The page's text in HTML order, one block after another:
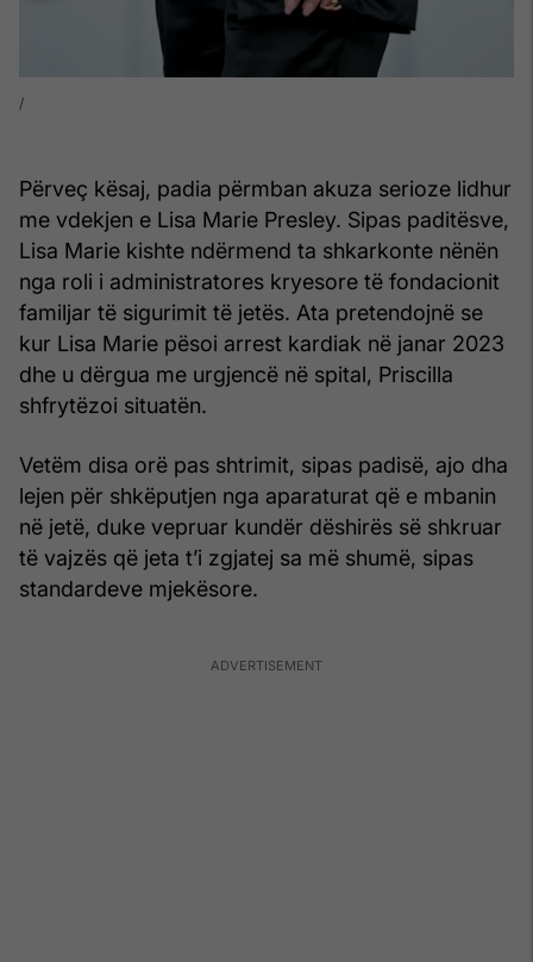
Përveç kësaj, padia përmban akuza serioze lidhur
me vdekjen e Lisa Marie Presley. Sipas paditësve,
Lisa Marie kishte ndërmend ta shkarkonte nënën
nga roli i administratores kryesore të fondacionit
familjar të sigurimit të jetës. Ata pretendojnë se
kur Lisa Marie pësoi arrest kardiak në janar 2023
dhe u dërgua me urgjencë në spital, Priscilla
shfrytëzoi situatën.
Vetëm disa orë pas shtrimit, sipas padisë, ajo dha
lejen për shkëputjen nga aparaturat që e mbanin
në jetë, duke vepruar kundër dëshirës së shkruar
të vajzës që jeta t’i zgjatej sa më shumë, sipas
standardeve mjekësore.